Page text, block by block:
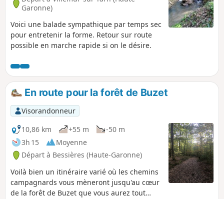
Garonne)
Voici une balade sympathique par temps sec
pour entretenir la forme. Retour sur route
possible en marche rapide si on le désire.
En route pour la forêt de Buzet
Visorandonneur
10,86 km
+55 m
-50 m
3h 15
Moyenne
Départ à Bessières (Haute-Garonne)
Voilà bien un itinéraire varié où les chemins
campagnards vous mèneront jusqu'au cœur
de la forêt de Buzet que vous aurez tout